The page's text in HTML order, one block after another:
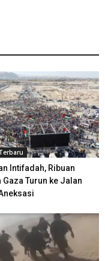
Intifadah, Ribuan
Gaza Turun ke Jalan